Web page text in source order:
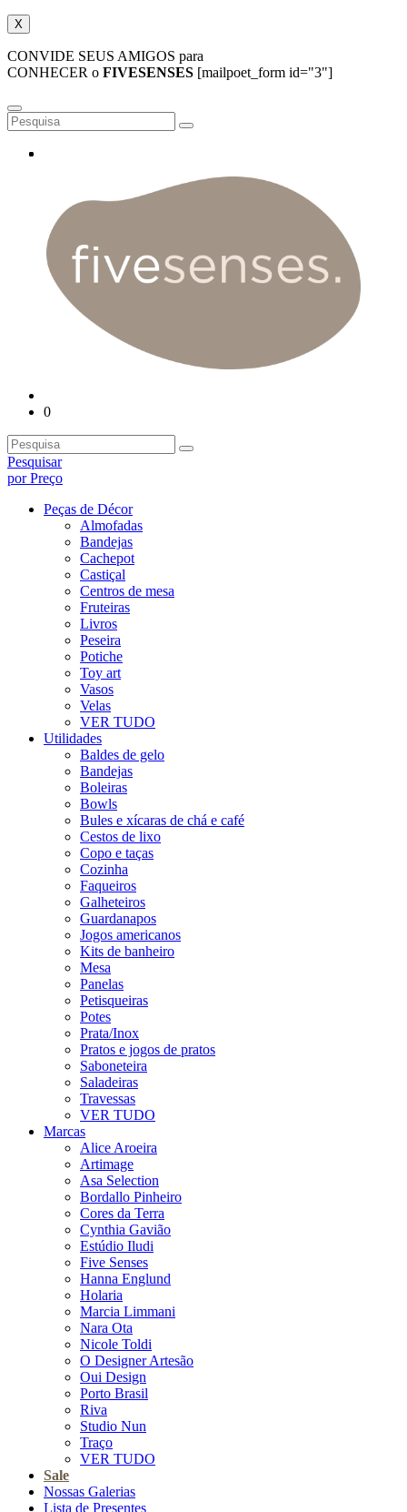
X
CONVIDE SEUS AMIGOS para
CONHECER o FIVESENSES [mailpoet_form id="3"]
0
Pesquisar
por Preço
Peças de Décor
Almofadas
Bandejas
Cachepot
Castiçal
Centros de mesa
Fruteiras
Livros
Peseira
Potiche
Toy art
Vasos
Velas
VER TUDO
Utilidades
Baldes de gelo
Bandejas
Boleiras
Bowls
Bules e xícaras de chá e café
Cestos de lixo
Copo e taças
Cozinha
Faqueiros
Galheteiros
Guardanapos
Jogos americanos
Kits de banheiro
Mesa
Panelas
Petisqueiras
Potes
Prata/Inox
Pratos e jogos de pratos
Saboneteira
Saladeiras
Travessas
VER TUDO
Marcas
Alice Aroeira
Artimage
Asa Selection
Bordallo Pinheiro
Cores da Terra
Cynthia Gavião
Estúdio Iludi
Five Senses
Hanna Englund
Holaria
Marcia Limmani
Nara Ota
Nicole Toldi
O Designer Artesão
Oui Design
Porto Brasil
Riva
Studio Nun
Traço
VER TUDO
Sale
Nossas Galerias
Lista de Presentes